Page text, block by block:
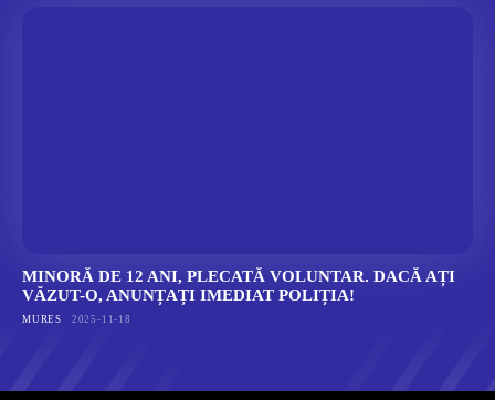
MINORĂ DE 12 ANI, PLECATĂ VOLUNTAR. DACĂ AȚI
VĂZUT-O, ANUNȚAȚI IMEDIAT POLIȚIA!
MURES 2025-11-18